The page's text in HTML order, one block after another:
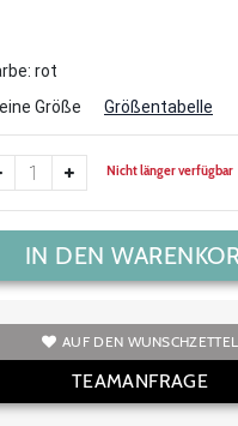
rot
Größe
Größentabelle
Nicht länger verfügbar
IN DEN
AUF DEN WUNSCHZETTEL
TEAMANFRAGE